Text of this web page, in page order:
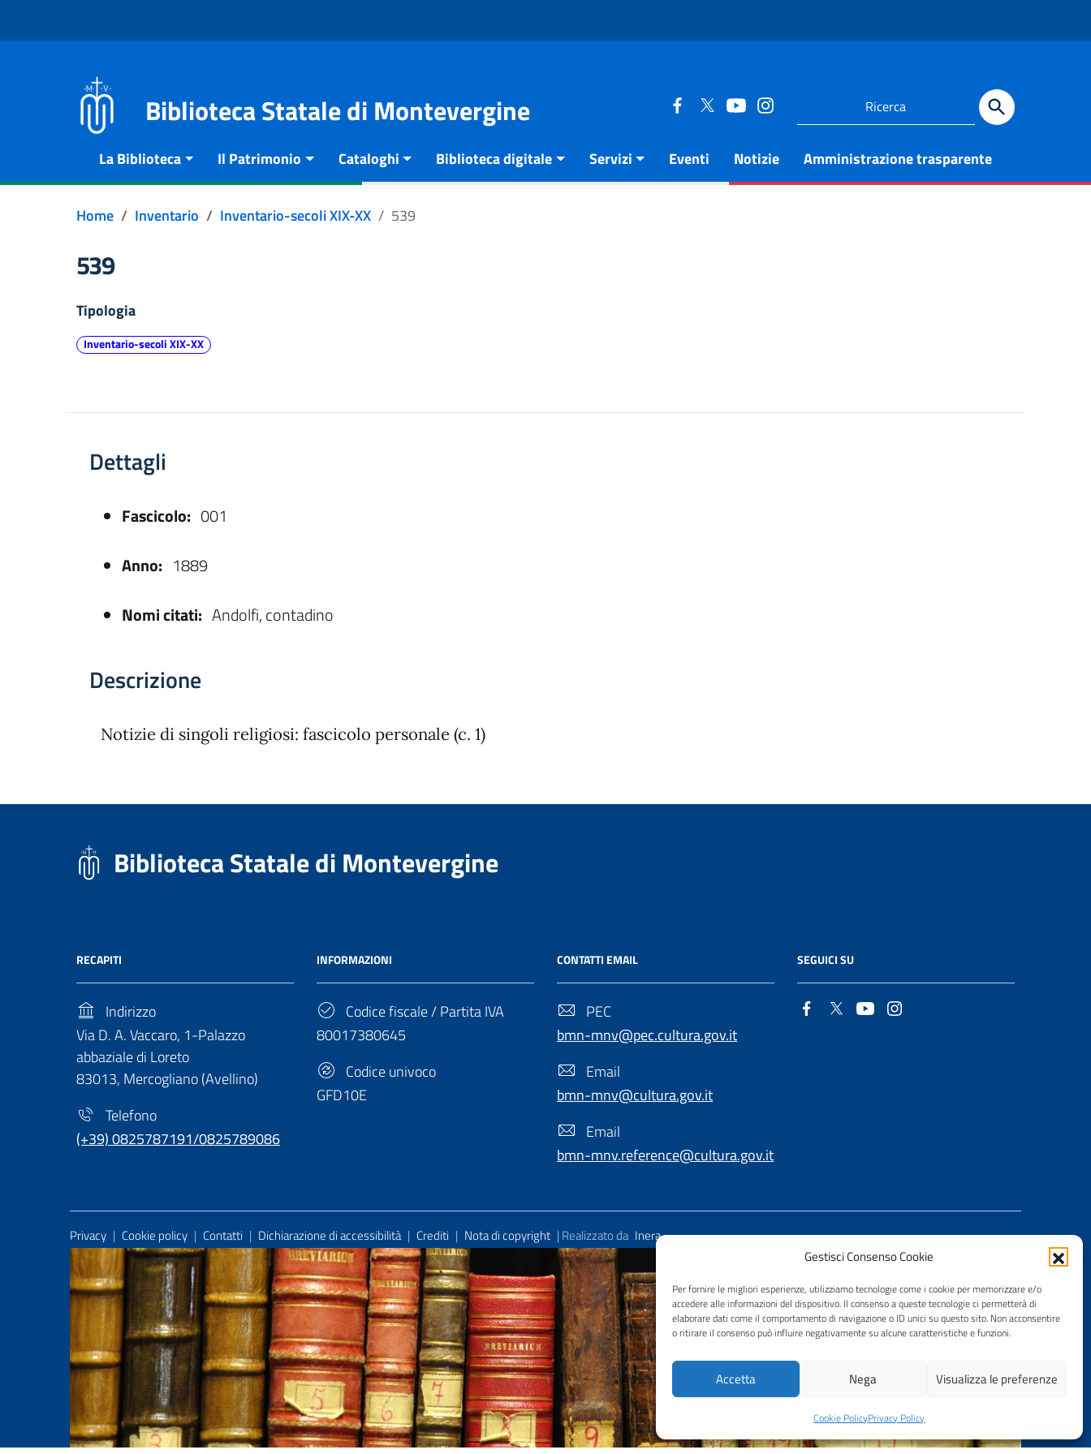
Gestisci Consenso Cookie
Per fornire le migliori esperienze, utilizziamo tecnologie come i cookie per memorizzare e/o
accedere alle informazioni del dispositivo. Il consenso a queste tecnologie ci permetterà di
elaborare dati come il comportamento di navigazione o ID unici su questo sito. Non acconsentire
o ritirare il consenso può influire negativamente su alcune caratteristiche e funzioni.
Accetta Nega Visualizza le preferenze
Cookie PolicyPrivacy Policy
Biblioteca Statale di Montevergine
La Biblioteca Il Patrimonio Cataloghi Biblioteca digitale Servizi Eventi Notizie Amministrazione trasparente
Home Inventario Inventario-secoli XIX-XX 539
539
Tipologia
Inventario-secoli XIX-XX
Dettagli
Fascicolo: 001
Anno: 1889
Nomi citati: Andolfi, contadino
Descrizione
Notizie di singoli religiosi: fascicolo personale (c. 1)
Biblioteca Statale di Montevergine
RECAPITI
Indirizzo
Via D. A. Vaccaro, 1-Palazzo
abbaziale di Loreto
83013, Mercogliano (Avellino)
Telefono
(+39) 0825787191/0825789086
INFORMAZIONI
Codice fiscale / Partita IVA
80017380645
Codice univoco
GFD10E
CONTATTI EMAIL
PEC
bmn-mnv@pec.cultura.gov.it
Email
bmn-mnv@cultura.gov.it
Email
bmn-mnv.reference@cultura.gov.it
SEGUICI SU
Useful Links Section
Privacy | Cookie policy | Contatti | Dichiarazione di accessibilità | Crediti | Nota di copyright | Realizzato da Inera